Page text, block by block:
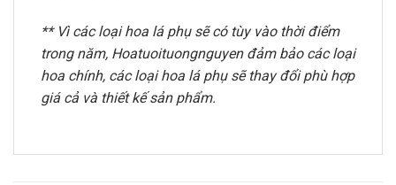
** Vì các loại hoa lá phụ sẽ có tùy vào thời điểm
trong năm, Hoatuoituongnguyen đảm bảo các loại
hoa chính, các loại hoa lá phụ sẽ thay đổi phù hợp
giá cả và thiết kế sản phẩm.